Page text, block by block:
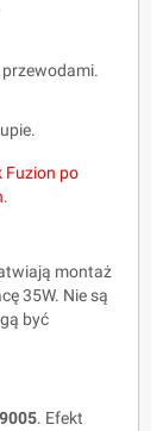
Fuzion po
.
montaż
35W. Nie są
być
. Efekt